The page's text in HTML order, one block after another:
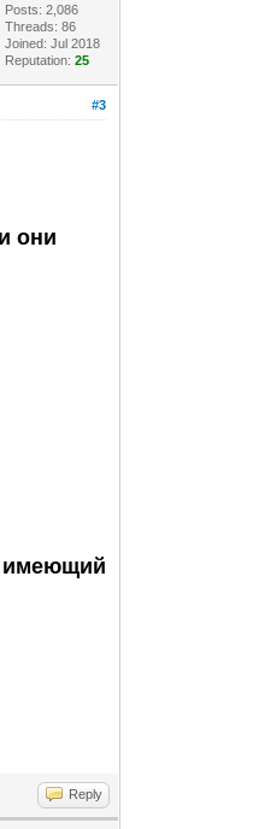
Posts: 2,086
Threads: 86
Joined: Jul 2018
Reputation:25
#3
они
имеющий
Reply